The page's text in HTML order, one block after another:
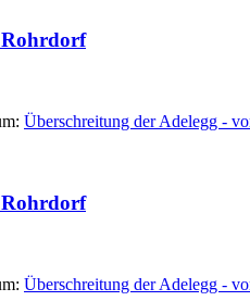
Rohrdorf
Überschreitung der Adelegg -
Rohrdorf
Überschreitung der Adelegg -